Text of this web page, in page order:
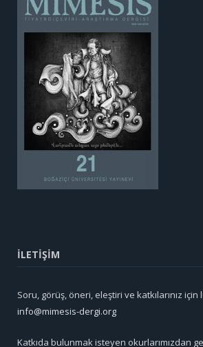
İLETİŞİM
Soru, görüş, öneri, eleştiri ve katkılarınız
info@mimesis-dergi.org
Katkıda bulunmak isteyen okurlarımızdan